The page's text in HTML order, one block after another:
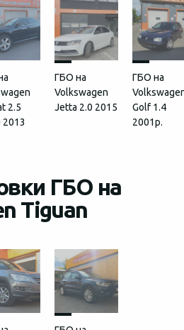
2.5
2013
ГБО на
Volkswagen
Jetta 2.0 2015
ГБО на
Golf 1.4
2001р.
ГБО на
Tiguan